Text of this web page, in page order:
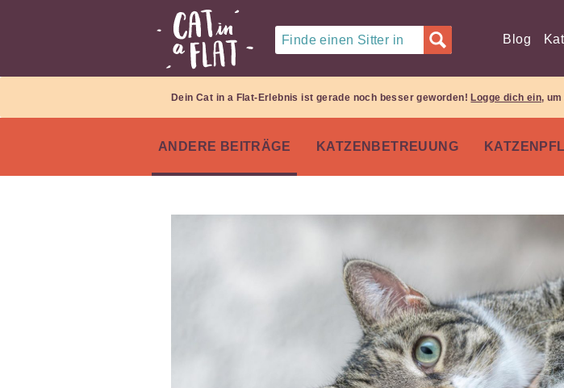
Finde einen Sitter in Blog
Dein Cat in a Flat-Erlebnis ist gerade noch besser geworden!Logge dich ein,
ANDERE BEITRÄGE KATZENBETREUUNG